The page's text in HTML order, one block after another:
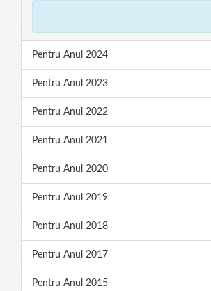
Pentru Anul 2024
Pentru Anul 2023
Pentru Anul 2022
Pentru Anul 2021
Pentru Anul 2020
Pentru Anul 2019
Pentru Anul 2018
Pentru Anul 2017
Pentru Anul 2015